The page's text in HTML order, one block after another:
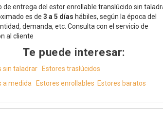
de entrega del estor enrollable translúcido sin
es de 3 a 5 días hábiles, según la época del
demanda, etc. Consulta con el servicio de
al cliente
Te puede interesar:
sin taladrar
Estores traslúcidos
a medida
Estores enrollables Estores baratos